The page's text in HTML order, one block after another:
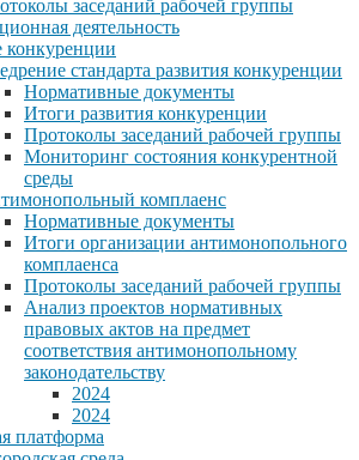
заседаний рабочей группы
деятельность
конкуренции
стандарта развития конкуренции
Нормативные документы
Итоги развития конкуренции
Протоколы заседаний рабочей группы
Мониторинг состояния конкурентной
среды
комплаенс
Нормативные документы
Итоги организации антимонопольного
комплаенса
Протоколы заседаний рабочей группы
Анализ проектов нормативных
правовых актов на предмет
соответствия антимонопольному
законодательству
2024
2024
платформа